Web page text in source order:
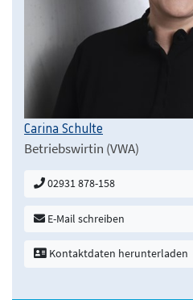
Carina Schulte
Betriebswirtin (VWA)
02931 878-158
E-Mail schreiben
Kontaktdaten herunterladen